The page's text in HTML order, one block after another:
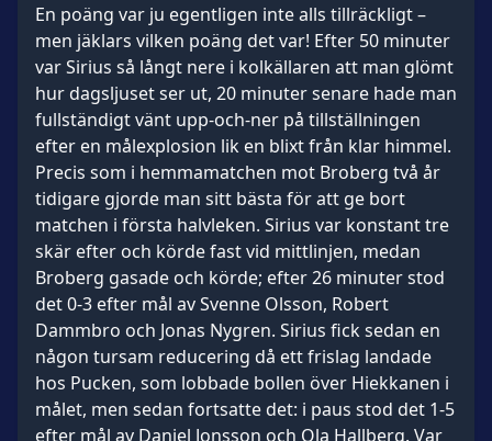
En poäng var ju egentligen inte alls tillräckligt –
men jäklars vilken poäng det var! Efter 50 minuter
var Sirius så långt nere i kolkällaren att man glömt
hur dagsljuset ser ut, 20 minuter senare hade man
fullständigt vänt upp-och-ner på tillställningen
efter en målexplosion lik en blixt från klar himmel.
Precis som i hemmamatchen mot Broberg två år
tidigare gjorde man sitt bästa för att ge bort
matchen i första halvleken. Sirius var konstant tre
skär efter och körde fast vid mittlinjen, medan
Broberg gasade och körde; efter 26 minuter stod
det 0-3 efter mål av Svenne Olsson, Robert
Dammbro och Jonas Nygren. Sirius fick sedan en
någon tursam reducering då ett frislag landade
hos Pucken, som lobbade bollen över Hiekkanen i
målet, men sedan fortsatte det: i paus stod det 1-5
efter mål av Daniel Jonsson och Ola Hallberg. Var